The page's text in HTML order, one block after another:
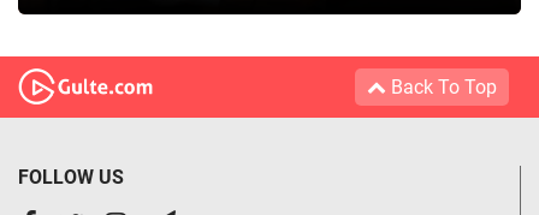
Back To Top
FOLLOW US